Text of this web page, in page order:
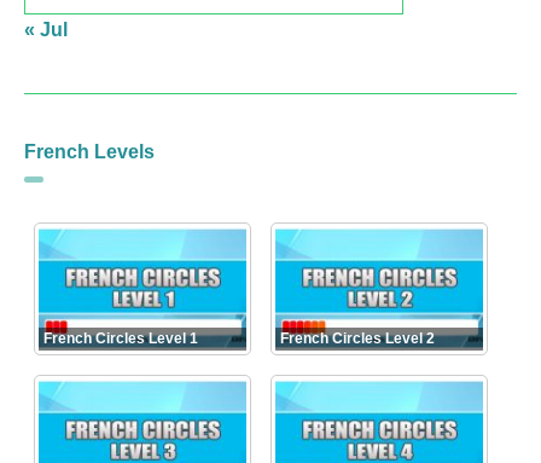
« Jul
French Levels
French Circles Level 1 French Circles Level 2